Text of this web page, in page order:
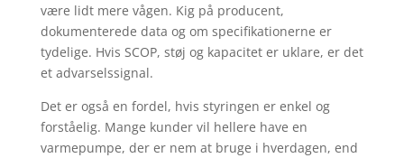
være lidt mere vågen. Kig på producent,
dokumenterede data og om specifikationerne er
tydelige. Hvis SCOP, støj og kapacitet er uklare, er det
et advarselssignal.
Det er også en fordel, hvis styringen er enkel og
forståelig. Mange kunder vil hellere have en
varmepumpe, der er nem at bruge i hverdagen, end